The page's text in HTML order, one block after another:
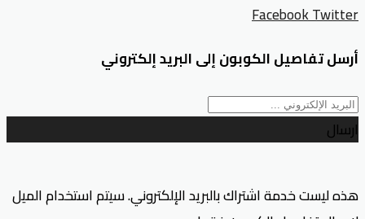
FacebookTwitter
أرسل تفاصيل الكوبون إلى البريد إلكتروني
ارسال
هذه ليست خدمة اشتراك بالبريد الإلكتروني. سيتم استخدام الميل